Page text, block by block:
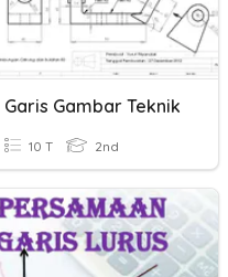
Garis Gambar Teknik
10 T 2nd